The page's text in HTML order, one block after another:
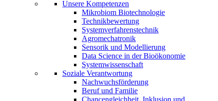
Unsere Kompetenzen
Mikrobiom Biotechnologie
Technikbewertung
Systemverfahrenstechnik
Agromechatronik
Sensorik und Modellierung
Data Science in der Bioökonomie
Systemwissenschaft
Soziale Verantwortung
Nachwuchsförderung
Beruf und Familie
Chancengleichheit, Inklusion und